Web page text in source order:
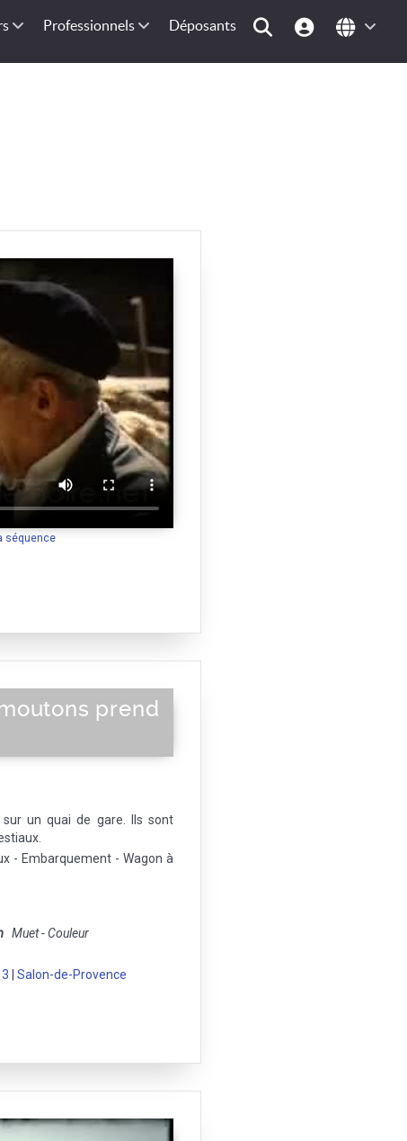
Professionnels Déposants
séquence
prend
un quai de gare. Ils sont
- Embarquement - Wagon à
Muet - Couleur
Salon-de-Provence